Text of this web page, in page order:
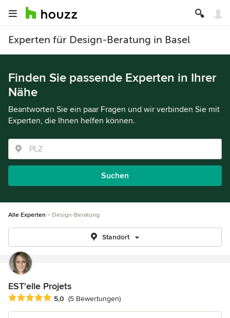
Experten für Design-Beratung in Basel
Finden Sie passende Experten in Ihrer
Nähe
Beantworten Sie ein paar Fragen und wir verbinden Sie mit
Experten, die Ihnen helfen können.
Suchen
Alle Experten Design-Beratung
Standort
EST'elle Projets
Durchschnittliche Bewertung: 5 von 5 Sternen
5,0 (5 Bewertungen)